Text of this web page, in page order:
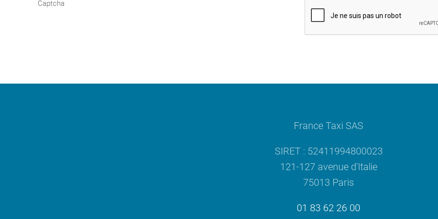
Captcha
France Taxi SAS
SIRET : 52411994800023
121-127 avenue d'Italie
75013 Paris
01 83 62 26 00